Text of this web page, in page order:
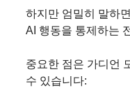
하지만 엄밀히 말하
AI 행동을 통제하는
중요한 점은 가디언
수 있습니다: